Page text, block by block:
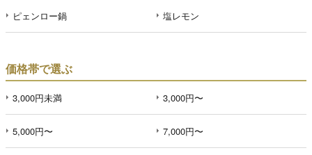
ピェンロー鍋 塩レモン
価格帯で選ぶ
3,000円未満 3,000円〜
5,000円〜 7,000円〜